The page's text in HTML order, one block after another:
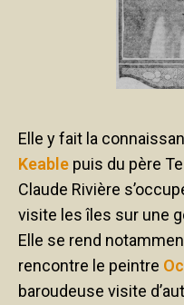
Elle y fait la
Keable puis du père
Claude Rivière
visite les îles sur une
Elle se rend
rencontre le peintre
baroudeuse visite